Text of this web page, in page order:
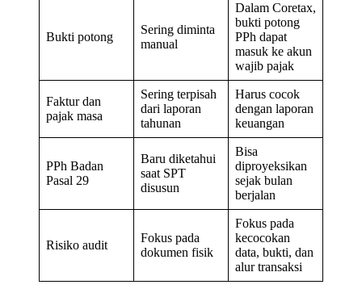
Bukti potong
Sering diminta
manual
Dalam Coretax,
bukti potong
PPh dapat
masuk ke akun
wajib pajak
Faktur dan
pajak masa
Sering terpisah
dari laporan
tahunan
Harus cocok
dengan laporan
keuangan
PPh Badan
Pasal 29
Baru diketahui
saat SPT
disusun
Bisa
diproyeksikan
sejak bulan
berjalan
Risiko audit
Fokus pada
dokumen fisik
Fokus pada
kecocokan
data, bukti, dan
alur transaksi